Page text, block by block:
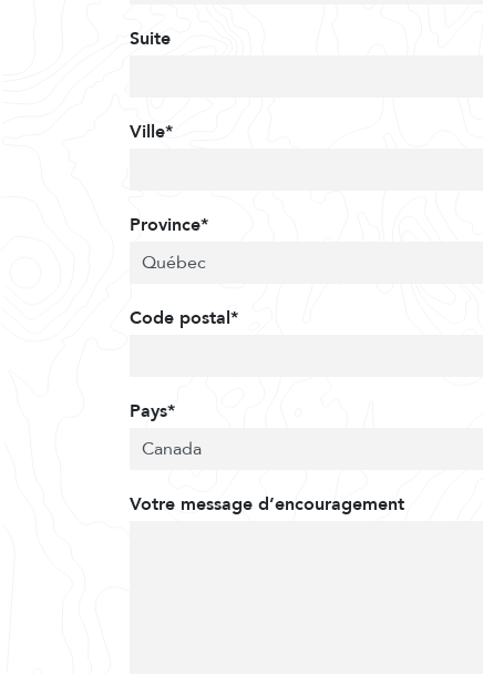
Suite
Ville*
Province*
Code postal*
Pays*
Votre message d’encouragement